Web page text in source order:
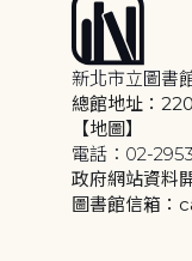
新北市立圖書
總館地址：
【地圖】
電話：02-
政府網站資料
圖書館信箱